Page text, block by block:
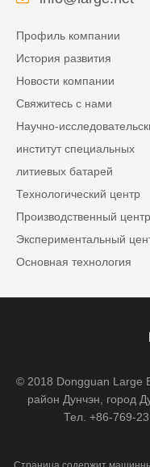
Профиль компании
История развития
Новости компании
Свяжитесь с нами
Научно-
институт специальных
литиевых батарей
Технологический центр
Производственный центр
Экспериментальный
Основная технология
© 2018 Dongguan Large
район Дунчэн, город
Тел. +86-769-